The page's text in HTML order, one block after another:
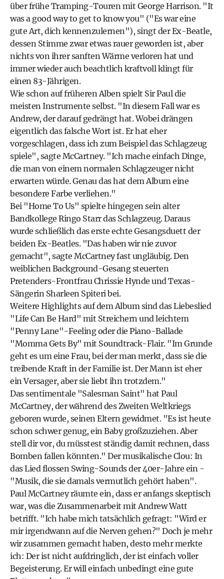
über frühe Tramping-Touren mit George Harrison. "It
was a good way to get to know you" ("Es war eine
gute Art, dich kennenzulernen"), singt der Ex-Beatle,
dessen Stimme zwar etwas rauer geworden ist, aber
nichts von ihrer sanften Wärme verloren hat und
immer wieder auch beachtlich kraftvoll klingt für
einen 83-Jährigen.
Wie schon auf früheren Alben spielt Sir Paul die
meisten Instrumente selbst. "In diesem Fall war es
Andrew, der darauf gedrängt hat. Wobei drängen
eigentlich das falsche Wort ist. Er hat eher
vorgeschlagen, dass ich zum Beispiel das Schlagzeug
spiele", sagte McCartney. "Ich mache einfach Dinge,
die man von einem normalen Schlagzeuger nicht
erwarten würde. Genau das hat dem Album eine
besondere Farbe verliehen."
Bei "Home To Us" spielte hingegen sein alter
Bandkollege Ringo Starr das Schlagzeug. Daraus
wurde schließlich das erste echte Gesangsduett der
beiden Ex-Beatles. "Das haben wir nie zuvor
gemacht", sagte McCartney fast ungläubig. Den
weiblichen Background-Gesang steuerten
Pretenders-Frontfrau Chrissie Hynde und Texas-
Sängerin Sharleen Spiteri bei.
Weitere Highlights auf dem Album sind das Liebeslied
"Life Can Be Hard" mit Streichern und leichtem
"Penny Lane"-Feeling oder die Piano-Ballade
"Momma Gets By" mit Soundtrack-Flair. "Im Grunde
geht es um eine Frau, bei der man merkt, dass sie die
treibende Kraft in der Familie ist. Der Mann ist eher
ein Versager, aber sie liebt ihn trotzdem."
Das sentimentale "Salesman Saint" hat Paul
McCartney, der während des Zweiten Weltkriegs
geboren wurde, seinen Eltern gewidmet. "Es ist heute
schon schwer genug, ein Baby großzuziehen. Aber
stell dir vor, du müsstest ständig damit rechnen, dass
Bomben fallen könnten." Der musikalische Clou: In
das Lied flossen Swing-Sounds der 40er-Jahre ein -
"Musik, die sie damals vermutlich gehört haben".
Paul McCartney räumte ein, dass er anfangs skeptisch
war, was die Zusammenarbeit mit Andrew Watt
betrifft. "Ich habe mich tatsächlich gefragt: "Wird er
mir irgendwann auf die Nerven gehen?" Doch je mehr
wir zusammen gemacht haben, desto mehr merkte
ich: Der ist nicht aufdringlich, der ist einfach voller
Begeisterung. Er will einfach unbedingt eine gute